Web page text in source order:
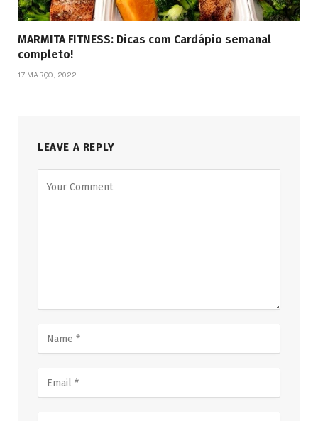
MARMITA FITNESS: Dicas com Cardápio semanal
completo!
17 MARÇO, 2022
LEAVE A REPLY